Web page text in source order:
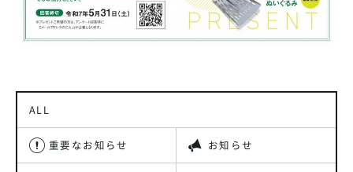
ALL
重要なお知らせ お知らせ